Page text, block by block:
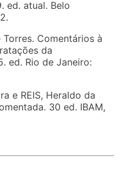
ed. atual. Belo
Torres. Comentários à
da
ed. Rio de Janeiro:
e REIS, Heraldo da
30 ed. IBAM,